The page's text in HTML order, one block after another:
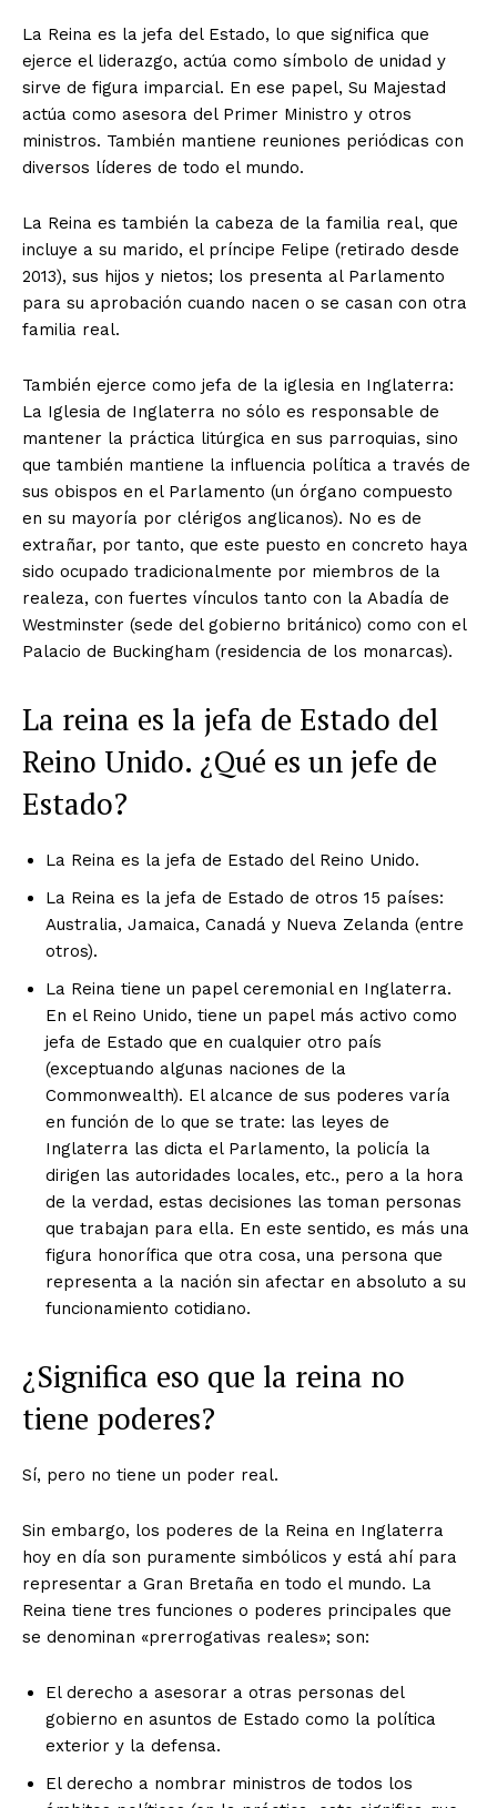
La Reina es la jefa del Estado, lo que significa que
ejerce el liderazgo, actúa como símbolo de unidad y
sirve de figura imparcial. En ese papel, Su Majestad
actúa como asesora del Primer Ministro y otros
ministros. También mantiene reuniones periódicas con
diversos líderes de todo el mundo.
La Reina es también la cabeza de la familia real, que
incluye a su marido, el príncipe Felipe (retirado desde
2013), sus hijos y nietos; los presenta al Parlamento
para su aprobación cuando nacen o se casan con otra
familia real.
También ejerce como jefa de la iglesia en Inglaterra:
La Iglesia de Inglaterra no sólo es responsable de
mantener la práctica litúrgica en sus parroquias, sino
que también mantiene la influencia política a través de
sus obispos en el Parlamento (un órgano compuesto
en su mayoría por clérigos anglicanos). No es de
extrañar, por tanto, que este puesto en concreto haya
sido ocupado tradicionalmente por miembros de la
realeza, con fuertes vínculos tanto con la Abadía de
Westminster (sede del gobierno británico) como con el
Palacio de Buckingham (residencia de los monarcas).
La reina es la jefa de Estado del
Reino Unido. ¿Qué es un jefe de
Estado?
La Reina es la jefa de Estado del Reino Unido.
La Reina es la jefa de Estado de otros 15 países:
Australia, Jamaica, Canadá y Nueva Zelanda (entre
otros).
La Reina tiene un papel ceremonial en Inglaterra.
En el Reino Unido, tiene un papel más activo como
jefa de Estado que en cualquier otro país
(exceptuando algunas naciones de la
Commonwealth). El alcance de sus poderes varía
en función de lo que se trate: las leyes de
Inglaterra las dicta el Parlamento, la policía la
dirigen las autoridades locales, etc., pero a la hora
de la verdad, estas decisiones las toman personas
que trabajan para ella. En este sentido, es más una
figura honorífica que otra cosa, una persona que
representa a la nación sin afectar en absoluto a su
funcionamiento cotidiano.
¿Significa eso que la reina no
tiene poderes?
Sí, pero no tiene un poder real.
Sin embargo, los poderes de la Reina en Inglaterra
hoy en día son puramente simbólicos y está ahí para
representar a Gran Bretaña en todo el mundo. La
Reina tiene tres funciones o poderes principales que
se denominan «prerrogativas reales»; son:
El derecho a asesorar a otras personas del
gobierno en asuntos de Estado como la política
exterior y la defensa.
El derecho a nombrar ministros de todos los